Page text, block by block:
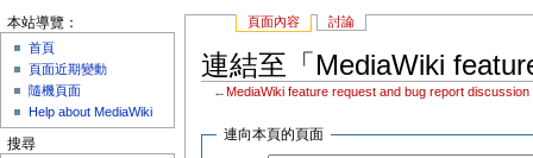
頁面內容 討論
連結至「MediaWiki
← MediaWiki feature request and bug report discussion
連向本頁的頁面
本站導覽：
首頁
頁面近期變動
隨機頁面
Help about MediaWiki
搜尋